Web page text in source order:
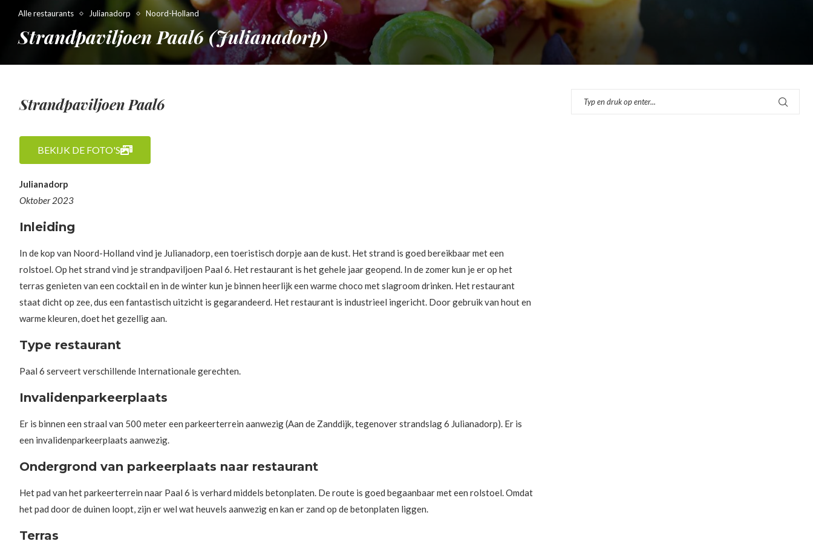
Alle restaurants Julianadorp Noord-Holland
Strandpaviljoen Paal6 (Julianadorp)
Strandpaviljoen Paal6
BEKIJK DE FOTO'S
Julianadorp
Oktober 2023
Inleiding
In de kop van Noord-Holland vind je Julianadorp, een toeristisch dorpje aan de kust. Het strand is goed bereikbaar met een
rolstoel. Op het strand vind je strandpaviljoen Paal 6. Het restaurant is het gehele jaar geopend. In de zomer kun je er op het
terras genieten van een cocktail en in de winter kun je binnen heerlijk een warme choco met slagroom drinken. Het restaurant
staat dicht op zee, dus een fantastisch uitzicht is gegarandeerd. Het restaurant is industrieel ingericht. Door gebruik van hout en
warme kleuren, doet het gezellig aan.
Type restaurant
Paal 6 serveert verschillende Internationale gerechten.
Invalidenparkeerplaats
Er is binnen een straal van 500 meter een parkeerterrein aanwezig (Aan de Zanddijk, tegenover strandslag 6 Julianadorp). Er is
een invalidenparkeerplaats aanwezig.
Ondergrond van parkeerplaats naar restaurant
Het pad van het parkeerterrein naar Paal 6 is verhard middels betonplaten. De route is goed begaanbaar met een rolstoel. Omdat
het pad door de duinen loopt, zijn er wel wat heuvels aanwezig en kan er zand op de betonplaten liggen.
Terras